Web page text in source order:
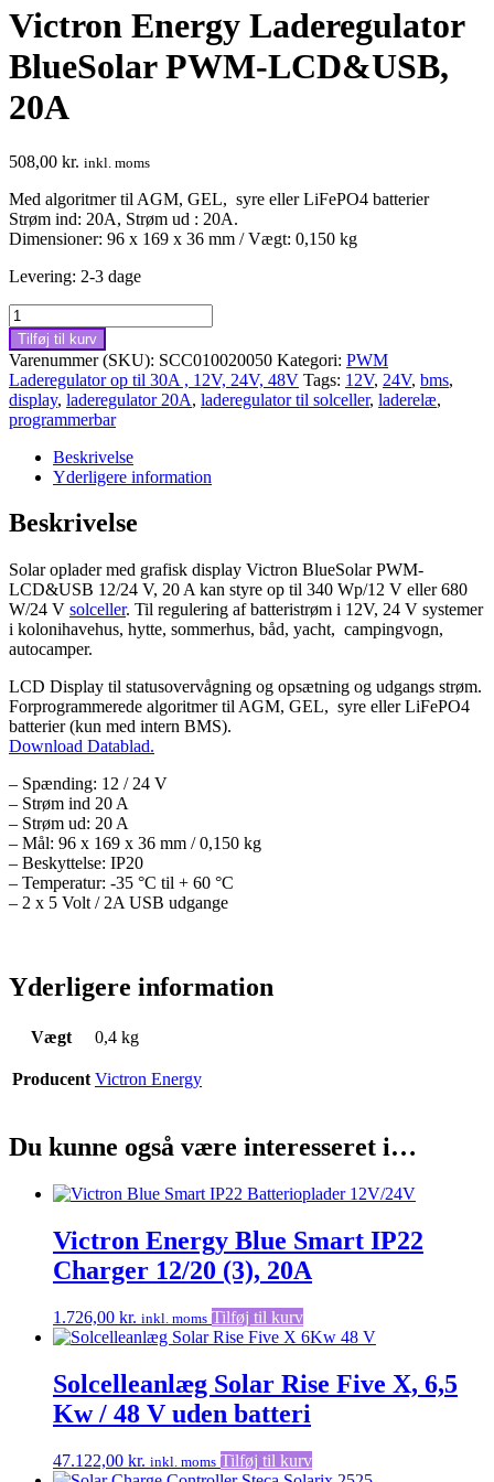
Victron Energy Laderegulator
BlueSolar PWM-LCD&USB,
20A
508,00 kr. inkl. moms
Med algoritmer til AGM, GEL, syre eller LiFePO4 batterier
Strøm ind: 20A, Strøm ud : 20A.
Dimensioner: 96 x 169 x 36 mm / Vægt: 0,150 kg
Levering: 2-3 dage
Victron
Energy
Laderegulator
BlueSolar
PWM-
LCD&USB,
20A
antal
Tilføj til kurv
Varenummer (SKU): SCC010020050 Kategori: PWM
Laderegulator op til 30A , 12V, 24V, 48V Tags: 12V, 24V, bms,
display, laderegulator 20A, laderegulator til solceller, laderelæ,
programmerbar
Beskrivelse
Yderligere information
Beskrivelse
Solar oplader med grafisk display Victron BlueSolar PWM-
LCD&USB 12/24 V, 20 A kan styre op til 340 Wp/12 V eller 680
W/24 V solceller. Til regulering af batteristrøm i 12V, 24 V systemer
i kolonihavehus, hytte, sommerhus, båd, yacht, campingvogn,
autocamper.
LCD Display til statusovervågning og opsætning og udgangs strøm.
Forprogrammerede algoritmer til AGM, GEL, syre eller LiFePO4
batterier (kun med intern BMS).
Download Datablad.
– Spænding: 12 / 24 V
– Strøm ind 20 A
– Strøm ud: 20 A
– Mål: 96 x 169 x 36 mm / 0,150 kg
– Beskyttelse: IP20
– Temperatur: -35 °C til + 60 °C
– 2 x 5 Volt / 2A USB udgange
Yderligere information
Vægt 0,4 kg
Producent Victron Energy
Du kunne også være interesseret i…
Victron Energy Blue Smart IP22
Charger 12/20 (3), 20A
1.726,00 kr. inkl. moms Tilføj til kurv
Solcelleanlæg Solar Rise Five X, 6,5
Kw / 48 V uden batteri
47.122,00 kr. inkl. moms Tilføj til kurv